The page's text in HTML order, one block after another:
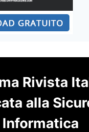
Rivista
alla
Informatica